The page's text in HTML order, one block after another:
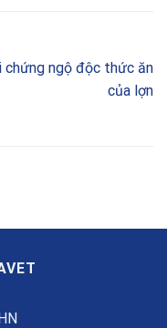
chứng ngộ độc thức ăn
của lợn